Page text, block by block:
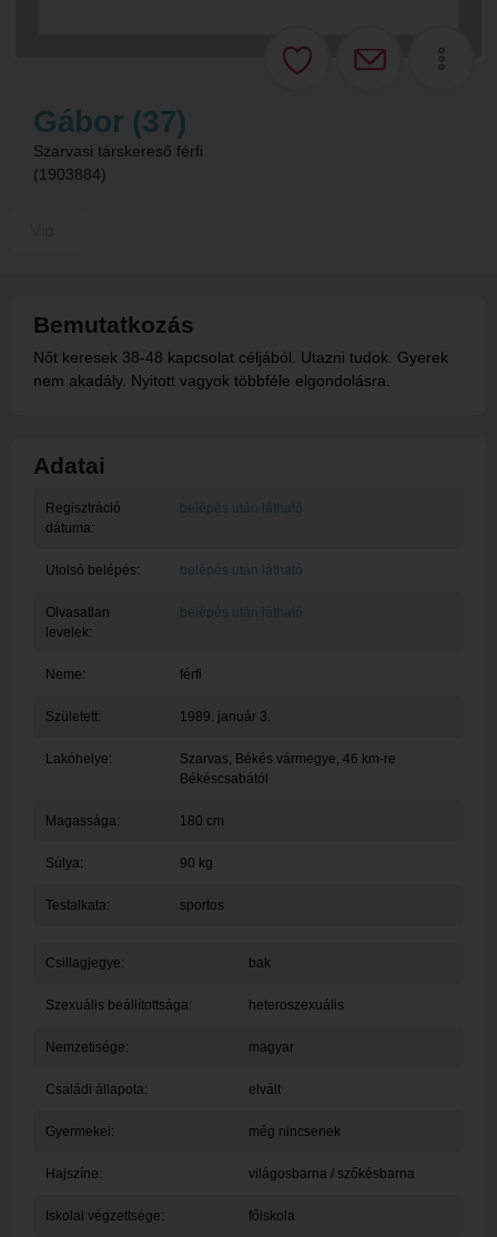
Gábor (37)
Szarvasi társkereső férfi
(1903884)
Bemutatkozás
Nőt keresek 38-48 kapcsolat céljából. Utazni tudok. Gyerek
nem akadály. Nyitott vagyok többféle elgondolásra.
Adatai
Regisztráció
dátuma:
belépés után látható
Utolsó belépés: belépés után látható
Olvasatlan
levelek:
belépés után látható
Neme: férfi
Született: 1989. január 3.
Lakóhelye: Szarvas, Békés vármegye, 46 km-re
Békéscsabától
Magassága: 180 cm
Súlya: 90 kg
Testalkata: sportos
Csillagjegye: bak
Szexuális beállítottsága: heteroszexuális
Nemzetisége: magyar
Családi állapota: elvált
Gyermekei: még nincsenek
Hajszíne: világosbarna / szőkésbarna
Iskolai végzettsége: főiskola